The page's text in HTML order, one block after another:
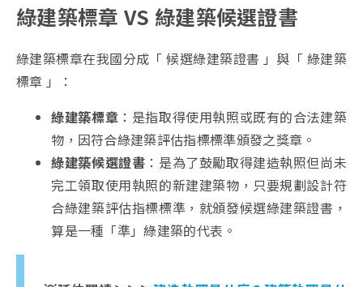
綠建築標章 VS 綠建築候選證書
綠建築標章在我國分成「 候選綠建築證書 」與「 綠建築
標章 」：
綠建築標章 ：是指取得使用執照或既有的合法建築
物，因符合綠建築評估指標標準頒發之獎章。
綠建築候選證書 ：是為了鼓勵取得建造執照但尚未
完工領取使用執照的新建建築物，只要規劃設計符
合綠建築評估指標標準，就頒發候選綠建築證書，
算是一種「準」綠建築的代表。